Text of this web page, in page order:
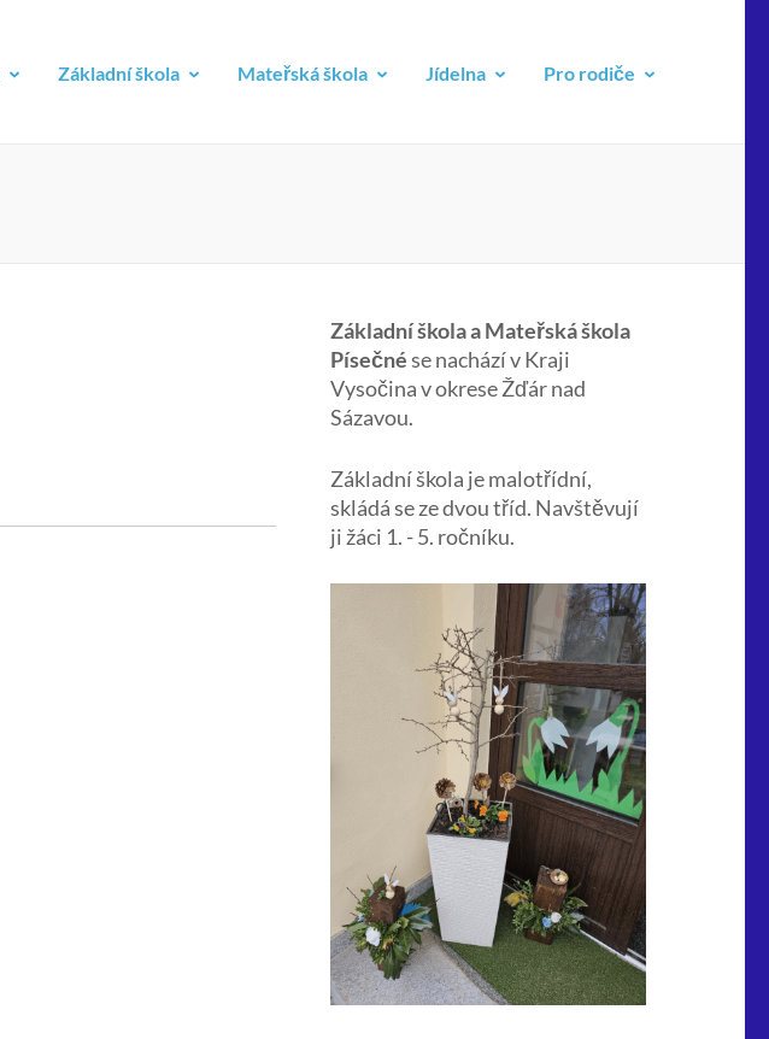
Základní škola Mateřská škola Jídelna Pro rodiče
Základní škola a Mateřská škola
Písečnése nachází v Kraji
Vysočina v okrese Žďár nad
Sázavou.
Základní škola je malotřídní,
skládá se ze dvou tříd. Navštěvují
ji žáci 1. - 5. ročníku.